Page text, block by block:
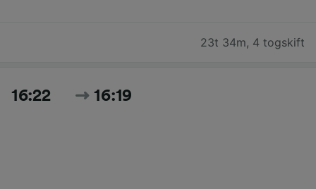
23t 34m, 4 togskift
16:22 16:19